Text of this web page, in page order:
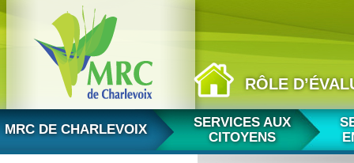
RÔLE
Aller au contenu
MRC DE CHARLEVOIX
SERVICES AUX
CITOYENS